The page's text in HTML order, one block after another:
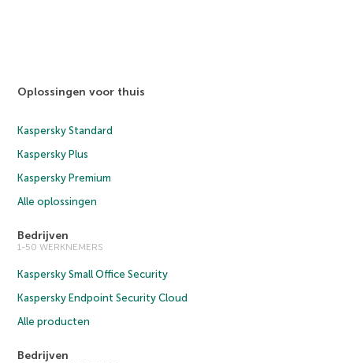
Oplossingen voor thuis
Kaspersky Standard
Kaspersky Plus
Kaspersky Premium
Alle oplossingen
Bedrijven
1-50 WERKNEMERS
Kaspersky Small Office Security
Kaspersky Endpoint Security Cloud
Alle producten
Bedrijven